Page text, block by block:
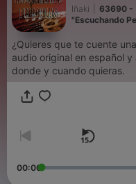
Iñaki
63690 -
"Escuchando
¿Quieres que te cuente
audio original en español
donde y cuando quieras.
00:00